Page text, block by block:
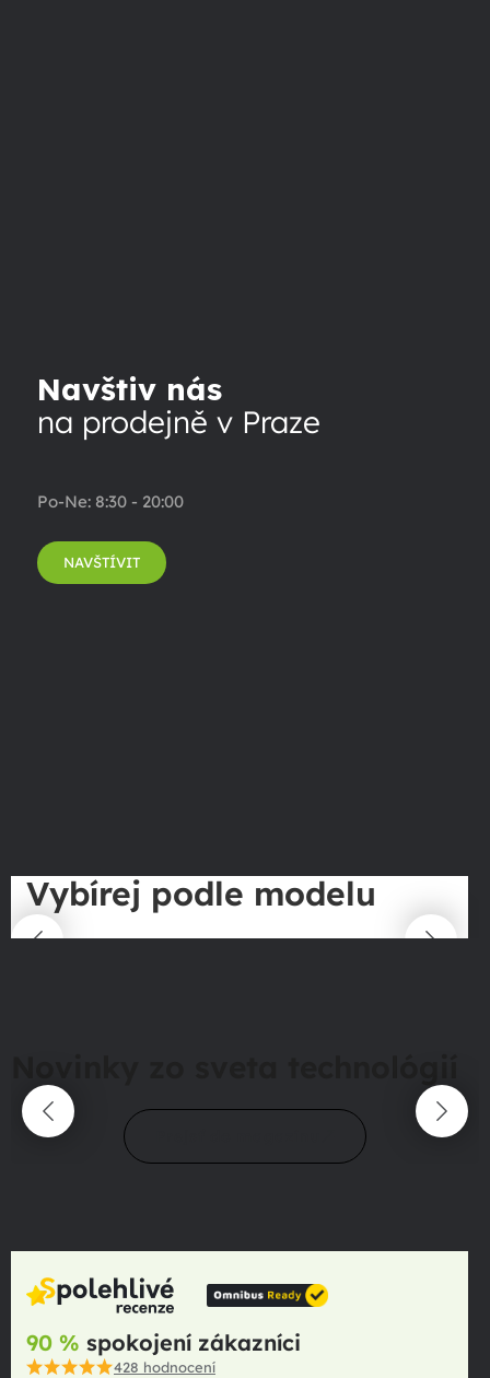
Navštiv nás
na prodejně v Praze
Po-Ne: 8:30 - 20:00
NAVŠTÍVIT
Vybírej podle modelu
90 % spokojení zákazníci
428 hodnocení